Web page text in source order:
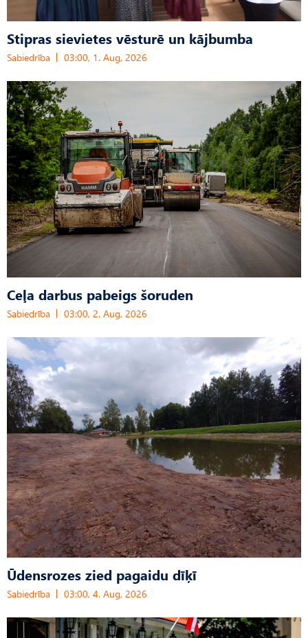
Stipras sievietes vēsturē un kājbumba
Sabiedrība 03:00, 1. Aug, 2026
Ceļa darbus pabeigs šoruden
Sabiedrība 03:00, 2. Aug, 2026
Ūdensrozes zied pagaidu dīķī
Sabiedrība 03:00, 4. Aug, 2026